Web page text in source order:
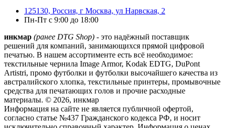
125130, Россия, г Москва, ул Нарвская, 2
Пн-Пт с 9:00 до 18:00
инкмар (ранее DTG Shop) - это надёжный поставщик
решений для компаний, занимающихся прямой цифровой
печатью. В нашем ассортименте есть всё необходимое:
текстильные чернила Image Armor, Kodak EDTG, DuPont
Artistri, промо футболки и футболки высочайшего качества из
австралийского хлопка, текстильные принтеры, промывочные
средства для печатающих голов и прочие расходные
материалы. © 2026, инкмар
Информация на сайте не является публичной офертой,
согласно статье №437 Гражданского кодекса РФ, и носит